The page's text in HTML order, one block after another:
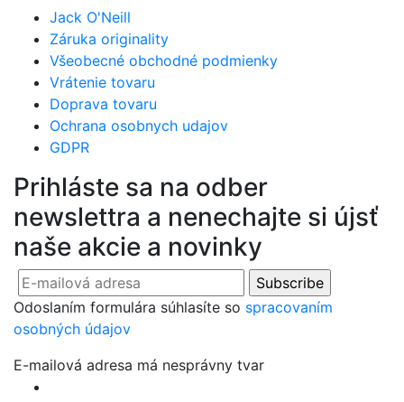
Jack O'Neill
Záruka originality
Všeobecné obchodné podmienky
Vrátenie tovaru
Doprava tovaru
Ochrana osobnych udajov
GDPR
Prihláste sa na odber
newslettra a nenechajte si újsť
naše akcie a novinky
Odoslaním formulára súhlasíte so spracovaním
osobných údajov
E-mailová adresa má nesprávny tvar